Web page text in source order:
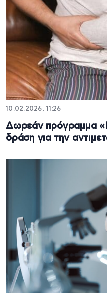
10.02.2026, 11:26
Δωρεάν πρόγραμμα
δράση για την